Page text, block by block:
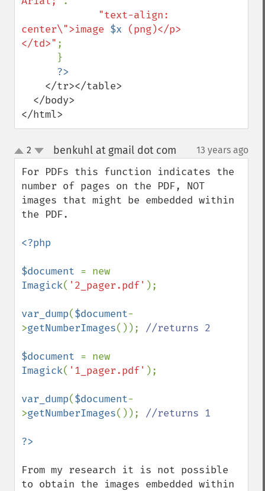
"text-align:
center\">image $x (png)</p>
</td>" ;
</html>
up
down
2 benkuhl at gmail dot com 13 years ago
For PDFs this function indicates the
number of pages on the PDF, NOT
images that might be embedded within
the PDF.
<?php
$document
Imagick( '2_pager.pdf' );
var_dump($document-
>getNumberImages()); //returns 2
$document
Imagick( '1_pager.pdf' );
var_dump($document-
>getNumberImages()); //returns 1
From my research it is not possible
to obtain the images embedded within